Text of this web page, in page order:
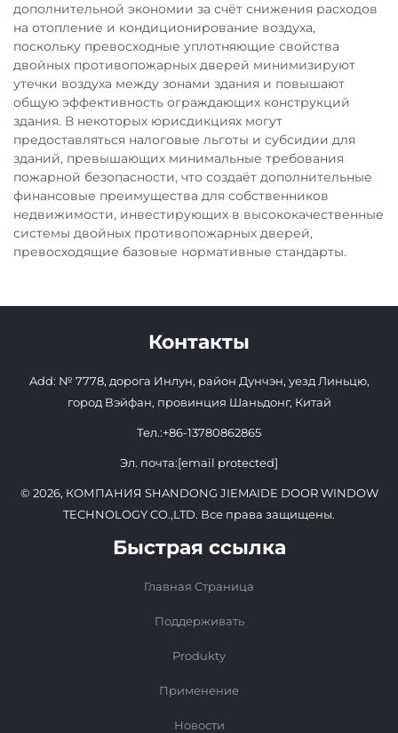
дополнительной экономии за счёт снижения расходов
на отопление и кондиционирование воздуха,
поскольку превосходные уплотняющие свойства
двойных противопожарных дверей минимизируют
утечки воздуха между зонами здания и повышают
общую эффективность ограждающих конструкций
здания. В некоторых юрисдикциях могут
предоставляться налоговые льготы и субсидии для
зданий, превышающих минимальные требования
пожарной безопасности, что создаёт дополнительные
финансовые преимущества для собственников
недвижимости, инвестирующих в высококачественные
системы двойных противопожарных дверей,
превосходящие базовые нормативные стандарты.
Контакты
Add: № 7778, дорога Инлун, район Дунчэн, уезд Линьцю,
город Вэйфан, провинция Шаньдонг, Китай
Тел.:+86-13780862865
Эл. почта:[email protected]
© 2026, КОМПАНИЯ SHANDONG JIEMAIDE DOOR WINDOW
TECHNOLOGY CO.,LTD. Все права защищены.
Быстрая ссылка
Главная Страница
Поддерживать
Produkty
Применение
Новости